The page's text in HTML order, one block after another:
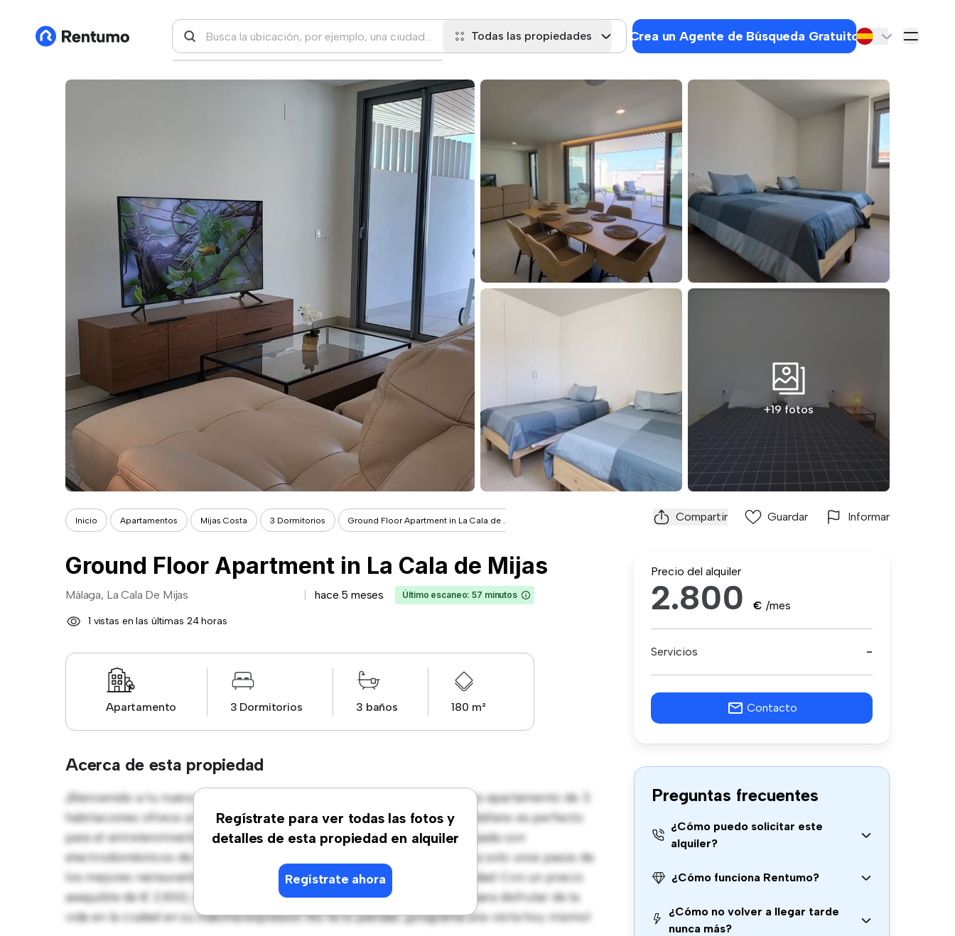
Todas las propiedades Crea un Agente de Búsqueda Gratuito
+19 fotos
Inicio Apartamentos Mijas Costa 3 Dormitorios Ground Floor Apartment in La Cala de ... Compartir Guardar Informar
Ground Floor Apartment in La Cala de Mijas
Málaga, La Cala De Mijas hace 5 meses Último escaneo: 57 minutos
1 vistas en las últimas 24 horas
Apartamento 3 Dormitorios 3 baños 180 m²
Acerca de esta propiedad
Regístrate para ver todas las fotos y
detalles de esta propiedad en alquiler
Regístrate ahora
¡Bienvenido a tu nuevo hogar en Málaga, La Cala De Mijas! Este moderno apartamento de 3
habitaciones ofrece un espacio de vida elegante y acogedor. El diseño diáfano es perfecto
para el entretenimiento, y la cocina de estilo contemporáneo está equipada con
electrodomésticos de gama alta. Con su ubicación privilegiada, estarás a solo unos pasos de
los mejores restaurantes, tiendas y lugares de entretenimiento de la ciudad. Con un precio
asequible de € 2.800, este apartamento es una oportunidad fantástica para disfrutar de la
vida en la ciudad en su máxima expresión. No te lo pierdas: ¡programa una visita hoy mismo!
Precio del alquiler
2.800 € /mes
Servicios -
Contacto
Preguntas frecuentes
¿Cómo puedo solicitar este
alquiler?
¿Cómo funciona Rentumo?
¿Cómo no volver a llegar tarde
nunca más?